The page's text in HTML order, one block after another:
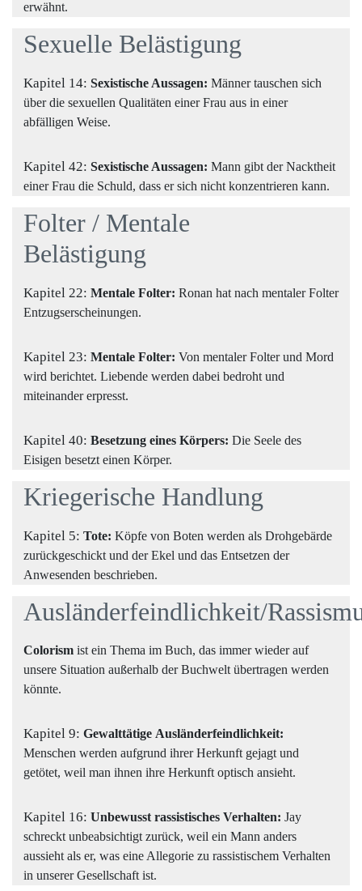
erwähnt.
Sexuelle Belästigung
Kapitel 14: Sexistische Aussagen: Männer tauschen sich
über die sexuellen Qualitäten einer Frau aus in einer
abfälligen Weise.
Kapitel 42: Sexistische Aussagen: Mann gibt der Nacktheit
einer Frau die Schuld, dass er sich nicht konzentrieren kann.
Folter / Mentale
Belästigung
Kapitel 22: Mentale Folter: Ronan hat nach mentaler Folter
Entzugserscheinungen.
Kapitel 23: Mentale Folter: Von mentaler Folter und Mord
wird berichtet. Liebende werden dabei bedroht und
miteinander erpresst.
Kapitel 40: Besetzung eines Körpers: Die Seele des
Eisigen besetzt einen Körper.
Kriegerische Handlung
Kapitel 5: Tote: Köpfe von Boten werden als Drohgebärde
zurückgeschickt und der Ekel und das Entsetzen der
Anwesenden beschrieben.
Ausländerfeindlichkeit/
Colorism ist ein Thema im Buch, das immer wieder auf
unsere Situation außerhalb der Buchwelt übertragen werden
könnte.
Kapitel 9: Gewalttätige Ausländerfeindlichkeit:
Menschen werden aufgrund ihrer Herkunft gejagt und
getötet, weil man ihnen ihre Herkunft optisch ansieht.
Kapitel 16: Unbewusst rassistisches Verhalten: Jay
schreckt unbeabsichtigt zurück, weil ein Mann anders
aussieht als er, was eine Allegorie zu rassistischem Verhalten
in unserer Gesellschaft ist.